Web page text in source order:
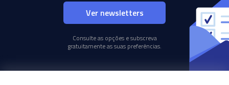
Ver newsletters
Consulte as opções e subscreva
gratuitamente as suas preferências.